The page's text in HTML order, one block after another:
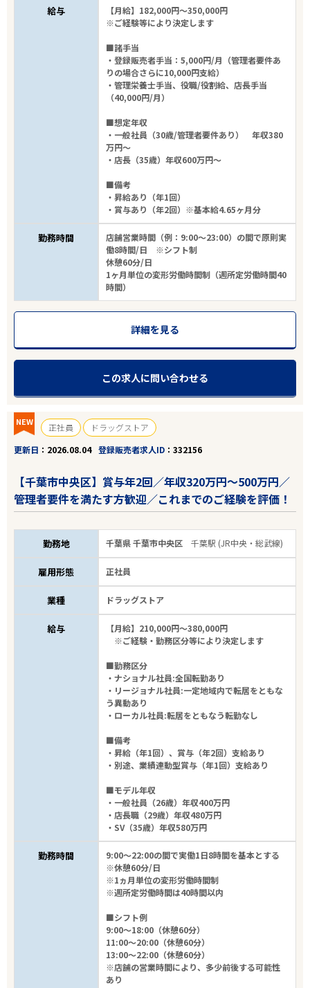
給与
【月給】182,000円～350,000円
※ご経験等により決定します
■諸手当
・登録販売者手当：5,000円/月（管理者要件あ
りの場合さらに10,000円支給）
・管理栄養士手当、役職/役割給、店長手当
（40,000円/月）
■想定年収
・一般社員（30歳/管理者要件あり） 年収380
万円～
・店長（35歳）年収600万円～
■備考
・昇給あり（年1回）
・賞与あり（年2回）※基本給4.65ヶ月分
勤務時間
店舗営業時間（例：9:00～23:00）の間で原則実
働8時間/日 ※シフト制
休憩60分/日
1ヶ月単位の変形労働時間制（週所定労働時間40
時間）
詳細を見る
この求人に問い合わせる
NEW 正社員
ドラッグストア
更新日
2026.08.04 登録販売者求人ID 332156
【千葉市中央区】賞与年2回／年収320万円～500万円／
管理者要件を満たす方歓迎／これまでのご経験を評価！
勤務地 千葉県 千葉市中央区千葉駅 (JR中央・総武線)
雇用形態 正社員
業種 ドラッグストア
給与
【月給】210,000円～380,000円
※ご経験・勤務区分等により決定します
■勤務区分
・ナショナル社員:全国転勤あり
・リージョナル社員:一定地域内で転居をともな
う異動あり
・ローカル社員:転居をともなう転勤なし
■備考
・昇給（年1回）、賞与（年2回）支給あり
・別途、業績連動型賞与（年1回）支給あり
■モデル年収
・一般社員（26歳）年収400万円
・店長職（29歳）年収480万円
・SV（35歳）年収580万円
勤務時間
9:00～22:00の間で実働1日8時間を基本とする
※休憩60分/日
※1ヵ月単位の変形労働時間制
※週所定労働時間は40時間以内
■シフト例
9:00～18:00（休憩60分）
11:00～20:00（休憩60分）
13:00～22:00（休憩60分）
※店舗の営業時間により、多少前後する可能性
あり